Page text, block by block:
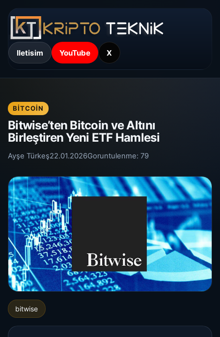
Iletisim YouTube X
BITCOIN
Bitwise’ten Bitcoin ve Altını
Birleştiren Yeni ETF Hamlesi
Ayşe Türkeş22.01.2026Goruntulenme: 79
bitwise